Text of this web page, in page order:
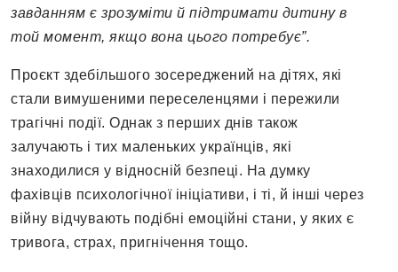
завданням є зрозуміти й підтримати дитину в
той момент, якщо вона цього потребує”.
Проєкт здебільшого зосереджений на дітях, які
стали вимушеними переселенцями і пережили
трагічні події. Однак з перших днів також
залучають і тих маленьких українців, які
знаходилися у відносній безпеці. На думку
фахівців психологічної ініціативи, і ті, й інші через
війну відчувають подібні емоційні стани, у яких є
тривога, страх, пригнічення тощо.